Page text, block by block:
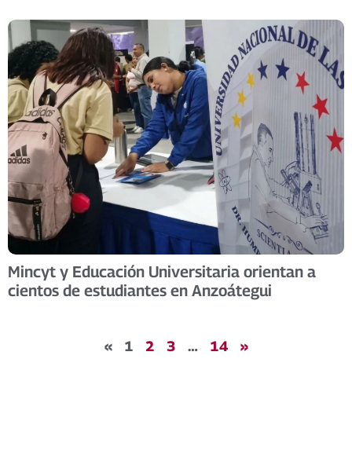
Mincyt y Educación Universitaria orientan a
cientos de estudiantes en Anzoátegui
« 1 2 3 … 14 »